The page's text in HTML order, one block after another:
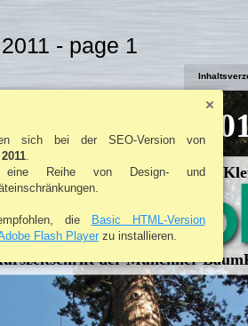
- page 1
Für den
der Münchner
sich bei der SEO-Version von
.
Reihe von Design- und
die Basic HTML-Version
Flash Playerzu installieren.